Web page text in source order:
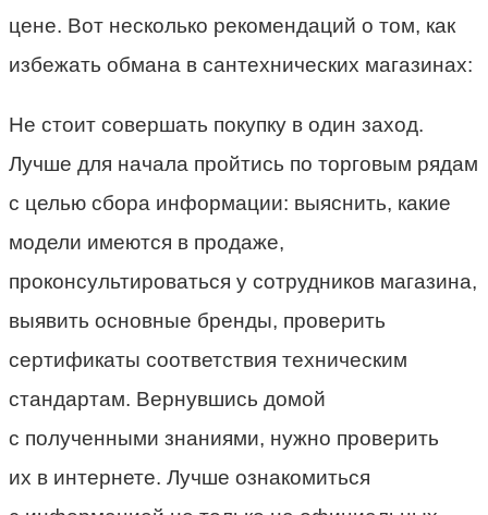
цене. Вот несколько рекомендаций о том, как
избежать обмана в сантехнических магазинах:
Не стоит совершать покупку в один заход.
Лучше для начала пройтись по торговым рядам
с целью сбора информации: выяснить, какие
модели имеются в продаже,
проконсультироваться у сотрудников магазина,
выявить основные бренды, проверить
сертификаты соответствия техническим
стандартам. Вернувшись домой
с полученными знаниями, нужно проверить
их в интернете. Лучше ознакомиться